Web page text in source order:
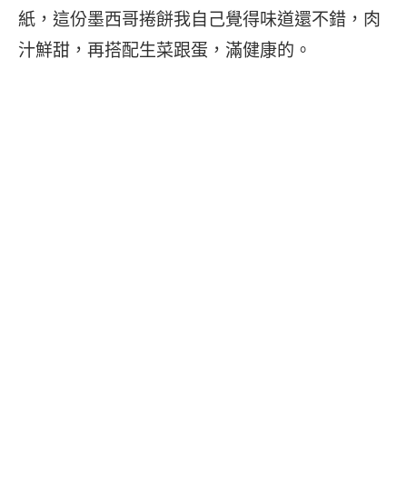
紙，這份墨西哥捲餅我自己覺得味道還不錯，肉
汁鮮甜，再搭配生菜跟蛋，滿健康的。